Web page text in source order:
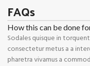
FAQs
How this can be done
Sodales quisque in
consectetur metus a a
pharetra vivamus a